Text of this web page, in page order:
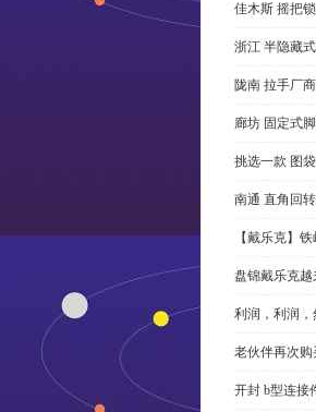
佳木斯 摇把
浙江 半隐藏
陇南 拉手厂
廊坊 固定式
挑选一款 图
南通 直角回
【戴乐克】
盘锦戴乐克
利润，利润
老伙伴再次
开封 b型连接